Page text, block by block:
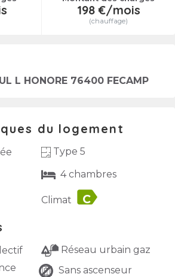
198 €/mois
(chauffage)
L HONORE 76400 FECAMP
du logement
Type 5
4 chambres
Climat label
Réseau urbain gaz
Sans ascenseur